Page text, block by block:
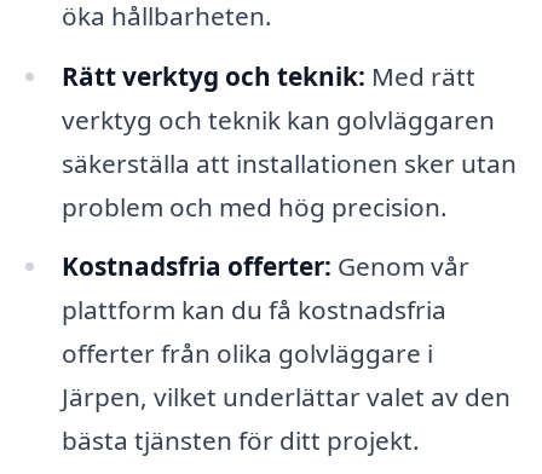
öka hållbarheten.
Rätt verktyg och teknik: Med rätt
verktyg och teknik kan golvläggaren
säkerställa att installationen sker utan
problem och med hög precision.
Kostnadsfria offerter: Genom vår
plattform kan du få kostnadsfria
offerter från olika golvläggare i
Järpen, vilket underlättar valet av den
bästa tjänsten för ditt projekt.